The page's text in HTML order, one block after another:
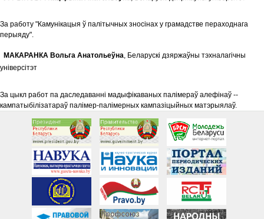
За работу "Камунікацыя ў палітычных зносінах у грамадстве пераходнага
перыяду".
МАКАРАНКА Вольга Анатольеўна, Беларускi дзяржаўны тэхналагiчны
унiверсiтэт
За цыкл работ па даследаванні мадыфікаваных палімераў алефінаў --
кампатыбілізатараў палімер-палімерных кампазіцыйных матэрыялаў.